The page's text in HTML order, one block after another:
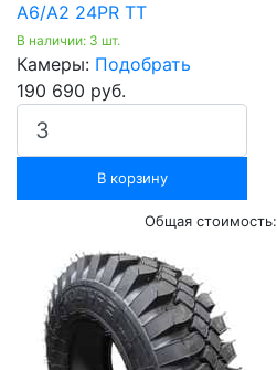
A6/A2 24PR ТТ
В наличии: 3 шт.
Камеры: Подобрать
190 690 руб.
В корзину
Общая стоимость: